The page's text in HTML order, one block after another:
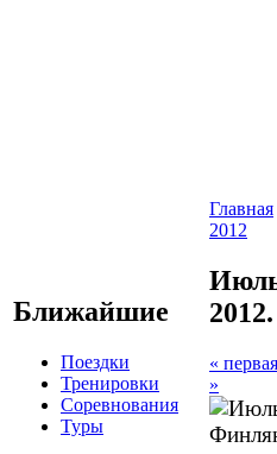
Ближайшие
Поездки
Тренировки
Соревнования
Туры
Главная
2012
2012.
« первая
»